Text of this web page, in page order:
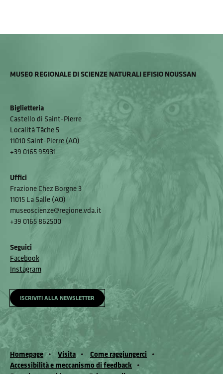
MUSEO REGIONALE DI SCIENZE NATURALI EFISIO NOUSSAN
Biglietteria
Castello di Saint-Pierre
Località Tâche 5
11010 Saint-Pierre (AO)
+39 0165 95931
Uffici
Frazione Chez Borgne 3
11015 La Salle (AO)
museoscienze@regione.vda.it
+39 0165 862500
Seguici
Facebook
Instagram
ISCRIVITI ALLA NEWSLETTER
Homepage Visita
Come raggiungerci
Accessibilità e meccanismo di feedback
Segnala un problema
Privacy policy